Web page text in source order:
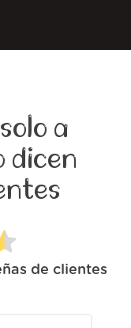
a
dicen
de clientes